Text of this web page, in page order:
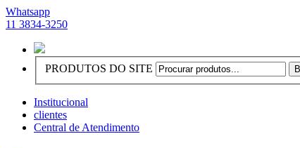
Whatsapp
11 3834-3250
PRODUTOS DO SITE
Institucional
clientes
Central de Atendimento